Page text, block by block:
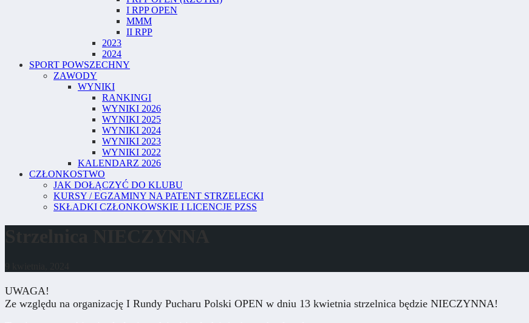
I RPP OPEN
MMM
II RPP
2023
2024
SPORT POWSZECHNY
ZAWODY
WYNIKI
RANKINGI
WYNIKI 2026
WYNIKI 2025
WYNIKI 2024
WYNIKI 2023
WYNIKI 2022
KALENDARZ 2026
CZŁONKOSTWO
JAK DOŁĄCZYĆ DO KLUBU
KURSY / EGZAMINY NA PATENT STRZELECKI
SKŁADKI CZŁONKOWSKIE I LICENCJE PZSS
UWAGA!
Ze względu na organizację I Rundy Pucharu Polski OPEN w dniu 13 kwietnia strzelnica będzie NIECZYNNA!